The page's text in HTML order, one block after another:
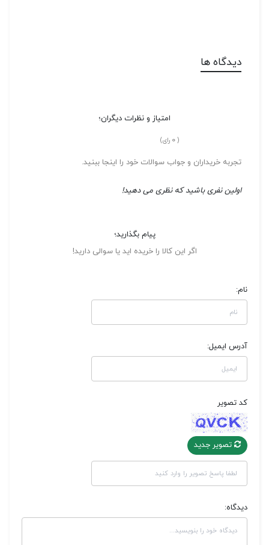
دیدگاه ها
امتیاز و نظرات دیگران؛
(
0 رای)
تجربه خریداران و جواب سوالات خود را اینجا ببنید.
اولین نفری باشید که نظری می دهید!
پیام بگذارید؛
اگر این کالا را خریده اید یا سوالی دارید!
نام:
آدرس ایمیل:
کد تصویر
تصویر جدید
دیدگاه: